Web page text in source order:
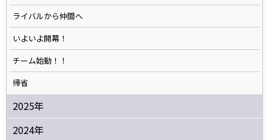
ライバルから仲間へ
いよいよ開幕！
チーム始動！！
帰省
2025年
2024年